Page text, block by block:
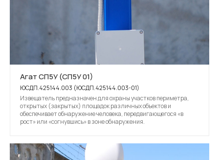
Агат СП5У (СП5У 01)
ЮСДП.425144.003 (ЮСДП.425144.003-01)
Извещатель предназначен для охраны участков периметра,
открытых (закрытых) площадок различных объектов и
обеспечивает обнаружение человека, передвигающегося «в
рост» или «согнувшись» в зоне обнаружения.